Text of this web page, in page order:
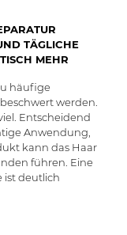
TÄGLICHE
MEHR
häufige
werden.
Entscheidend
Anwendung,
kann das Haar
führen. Eine
ist deutlich